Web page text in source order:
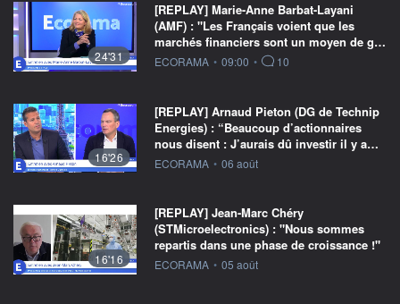
24'31
[REPLAY] Marie-Anne Barbat-Layani
(AMF) : "Les Français voient que les
marchés financiers sont un moyen de g…
information fournie par
ECORAMA • 09:00 • 10
16'26
[REPLAY] Arnaud Pieton (DG de Technip
Energies) : “Beaucoup d’actionnaires
nous disent : J’aurais dû investir il y a…
information fournie par
ECORAMA • 06 août
16'16
[REPLAY] Jean-Marc Chéry
(STMicroelectronics) : "Nous sommes
repartis dans une phase de croissance !"
information fournie par
ECORAMA • 05 août